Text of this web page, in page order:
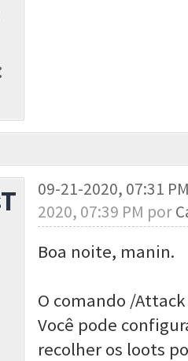
09-21-2020, 07:31
2020, 07:39 PM por
Boa noite, manin.
O comando /
Você pode
recolher os loots